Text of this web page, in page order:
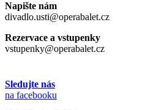
Napište nám
divadlo.usti@operabalet.cz
Rezervace a vstupenky
vstupenky@operabalet.cz
Sledujte nás
na facebooku